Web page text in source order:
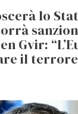
lo
Gvir:
il